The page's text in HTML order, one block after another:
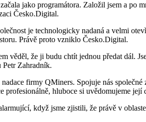
jako programátora. Založil jsem a
Česko.Digital.
je technologicky nadaná a velmi
Právě proto vzniklo Česko.Digital.
věděl, že ji budu chtít jednou předat dál.
Petr Zahradník.
firmy QMiners. Spojuje nás
profesionálně, hluboce si uvědomujeme
když jsme zjistili, že právě v